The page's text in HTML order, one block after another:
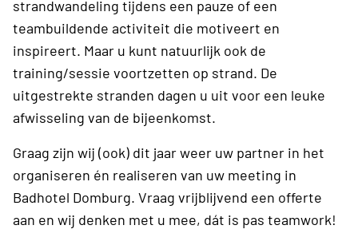
strandwandeling tijdens een pauze of een
teambuildende activiteit die motiveert en
inspireert. Maar u kunt natuurlijk ook de
training/sessie voortzetten op strand. De
uitgestrekte stranden dagen u uit voor een leuke
afwisseling van de bijeenkomst.
Graag zijn wij (ook) dit jaar weer uw partner in het
organiseren én realiseren van uw meeting in
Badhotel Domburg. Vraag vrijblijvend een offerte
aan en wij denken met u mee, dát is pas teamwork!